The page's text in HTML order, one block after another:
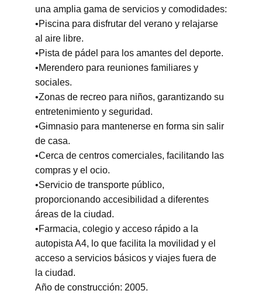
una amplia gama de servicios y comodidades:
•Piscina para disfrutar del verano y relajarse
al aire libre.
•Pista de pádel para los amantes del deporte.
•Merendero para reuniones familiares y
sociales.
•Zonas de recreo para niños, garantizando su
entretenimiento y seguridad.
•Gimnasio para mantenerse en forma sin salir
de casa.
•Cerca de centros comerciales, facilitando las
compras y el ocio.
•Servicio de transporte público,
proporcionando accesibilidad a diferentes
áreas de la ciudad.
•Farmacia, colegio y acceso rápido a la
autopista A4, lo que facilita la movilidad y el
acceso a servicios básicos y viajes fuera de
la ciudad.
Año de construcción: 2005.